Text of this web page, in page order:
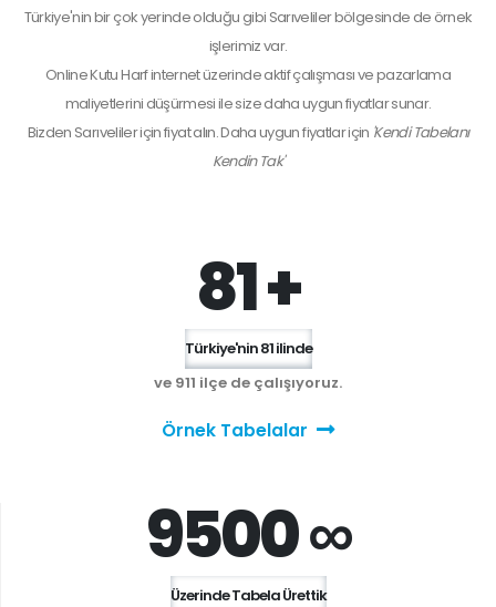
Türkiye'nin bir çok yerinde olduğu gibi Sarıveliler bölgesinde de örnek
işlerimiz var.
Online Kutu Harf internet üzerinde aktif çalışması ve pazarlama
maliyetlerini düşürmesi ile size daha uygun fiyatlar sunar.
Bizden Sarıvelileriçin fiyat alın. Daha uygun fiyatlar için 'Kendi Tabelanı
Kendin Tak'
81 +
Türkiye'nin 81 ilinde
ve 911 ilçe de çalışıyoruz.
Örnek Tabelalar
9500 ∞
Üzerinde Tabela Ürettik